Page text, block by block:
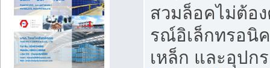
สวมล็อคไม่ต้อ
รณ์อิเล็กทรอนิ
เหล็ก และอุปก